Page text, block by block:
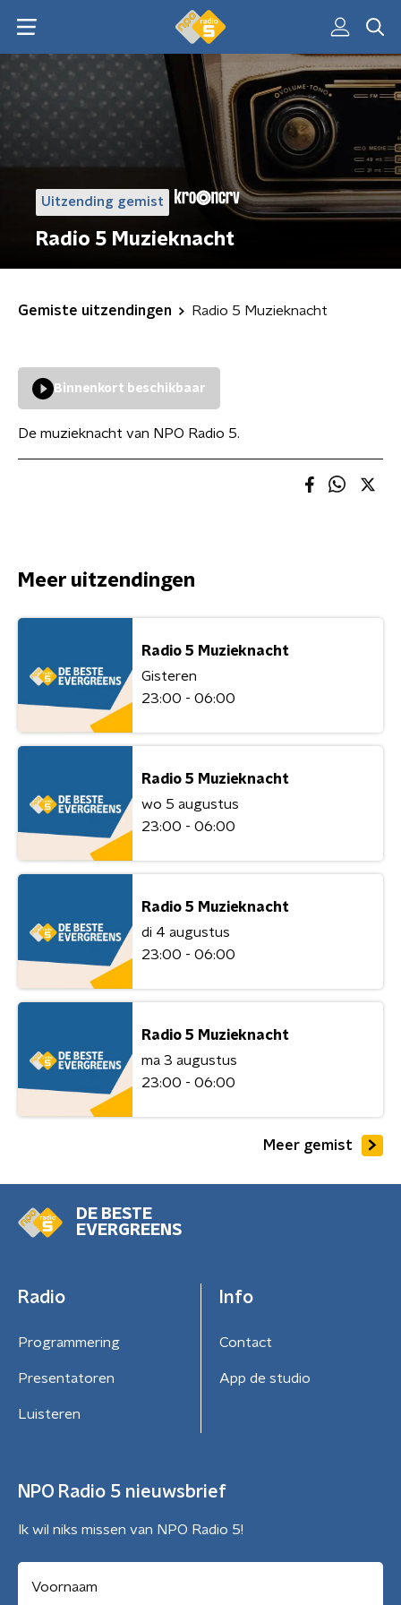
Uitzending gemist
Radio 5 Muzieknacht
Gemiste uitzendingen Radio 5 Muzieknacht
Binnenkort beschikbaar
De muzieknacht van NPO Radio 5.
Meer uitzendingen
Radio 5 Muzieknacht
Gisteren
23:00 - 06:00
Radio 5 Muzieknacht
wo 5 augustus
23:00 - 06:00
Radio 5 Muzieknacht
di 4 augustus
23:00 - 06:00
Radio 5 Muzieknacht
ma 3 augustus
23:00 - 06:00
Meer gemist
DE BESTE
EVERGREENS
Radio
Programmering
Presentatoren
Luisteren
Info
Contact
App de studio
NPO Radio 5 nieuwsbrief
Ik wil niks missen van NPO Radio 5!